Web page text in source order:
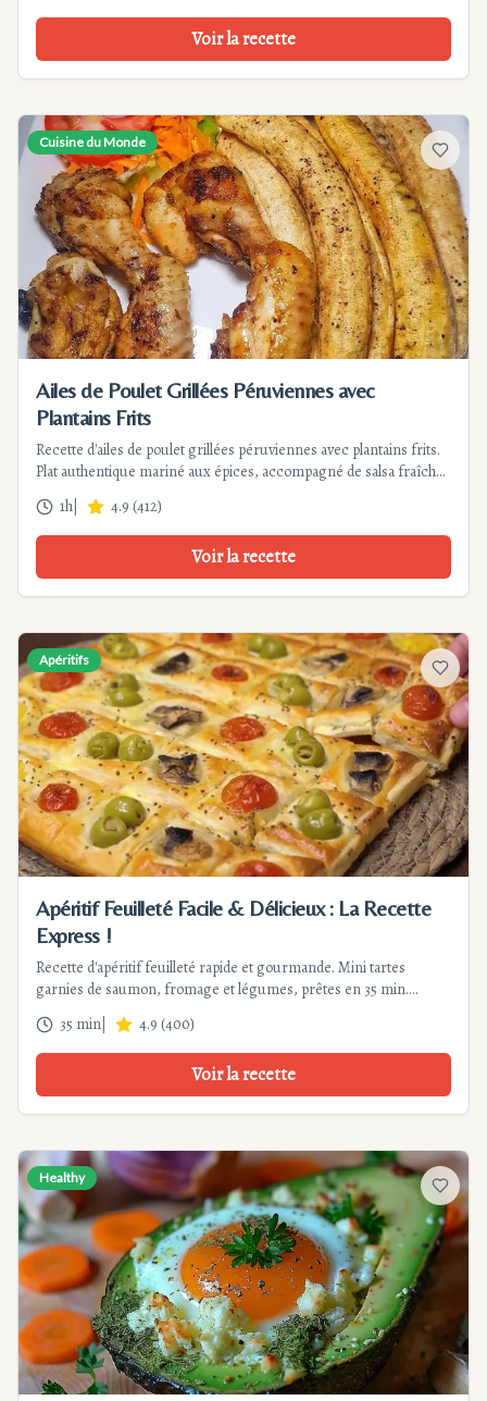
Voir la recette
Cuisine du Monde
Ailes de Poulet Grillées Péruviennes avec
Plantains Frits
Recette d'ailes de poulet grillées péruviennes avec plantains frits.
Plat authentique mariné aux épices, accompagné de salsa fraîche.
Facile à préparer pour 4 personnes.
1h 4.9 (412)
Voir la recette
Apéritifs
Apéritif Feuilleté Facile & Délicieux : La Recette
Express !
Recette d'apéritif feuilleté rapide et gourmande. Mini tartes
garnies de saumon, fromage et légumes, prêtes en 35 min.
Parfait pour apéros festifs, simple et économique.
35 min 4.9 (400)
Voir la recette
Healthy